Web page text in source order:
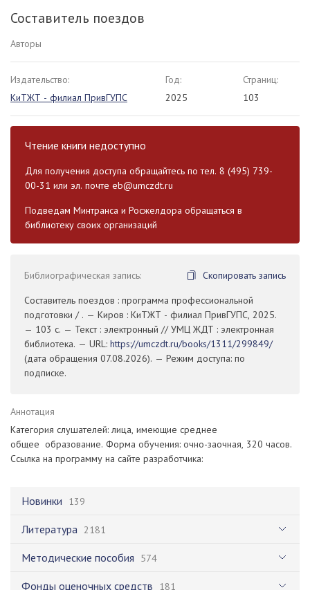
Новинки 139
Литература 2181
Методические пособия 574
Фонды оценочных средств 181
Составитель поездов
Авторы
Издательство:
КиТЖТ - филиал ПривГУПС
Год:
2025
Страниц:
103
Чтение книги недоступно
Для получения доступа обращайтесь по тел. 8 (495) 739-
00-31 или эл. почте eb@umczdt.ru
Подведам Минтранса и Росжелдора обращаться в
библиотеку своих организаций
Библиографическая запись:
Скопировать запись
Составитель поездов : программа профессиональной
подготовки / . — Киров : КиТЖТ - филиал ПривГУПС, 2025.
— 103 с. — Текст : электронный // УМЦ ЖДТ : электронная
библиотека. — URL: https://umczdt.ru/books/1311/299849/
(дата обращения 07.08.2026). — Режим доступа: по
подписке.
Аннотация
Категория слушателей: лица, имеющие среднее
общее образование. Форма обучения: очно-заочная, 320 часов.
Ссылка на программу на сайте разработчика: